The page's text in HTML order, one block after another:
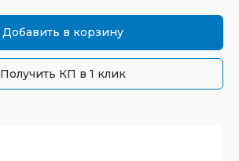
Добавить в корзину
Получить КП в 1 клик